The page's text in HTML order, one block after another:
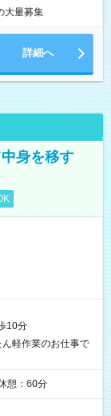
大量募集
詳細へ
身を移す
10分
軽作業のお仕事で
憩：60分